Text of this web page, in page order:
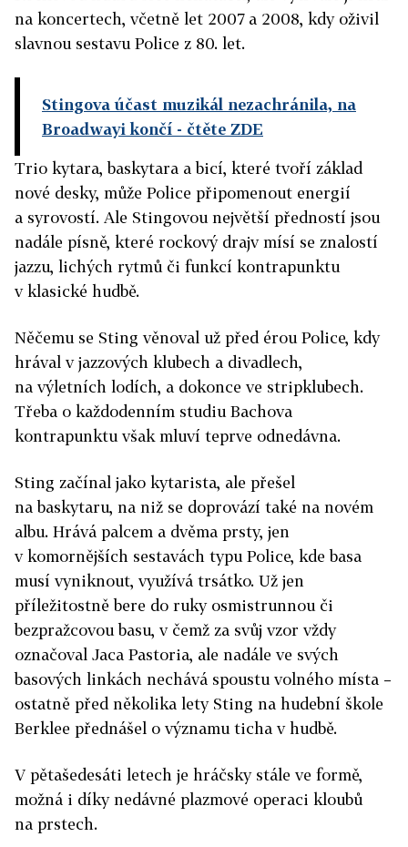
na koncertech, včetně let 2007 a 2008, kdy oživil
slavnou sestavu Police z 80. let.
Stingova účast muzikál nezachránila, na
Broadwayi končí - čtěte ZDE
Trio kytara, baskytara a bicí, které tvoří základ
nové desky, může Police připomenout energií
a syrovostí. Ale Stingovou největší předností jsou
nadále písně, které rockový drajv mísí se znalostí
jazzu, lichých rytmů či funkcí kontrapunktu
v klasické hudbě.
Něčemu se Sting věnoval už před érou Police, kdy
hrával v jazzových klubech a divadlech,
na výletních lodích, a dokonce ve stripklubech.
Třeba o každodenním studiu Bachova
kontrapunktu však mluví teprve odnedávna.
Sting začínal jako kytarista, ale přešel
na baskytaru, na niž se doprovází také na novém
albu. Hrává palcem a dvěma prsty, jen
v komornějších sestavách typu Police, kde basa
musí vyniknout, využívá trsátko. Už jen
příležitostně bere do ruky osmistrunnou či
bezpražcovou basu, v čemž za svůj vzor vždy
označoval Jaca Pastoria, ale nadále ve svých
basových linkách nechává spoustu volného místa –
ostatně před několika lety Sting na hudební škole
Berklee přednášel o významu ticha v hudbě.
V pětašedesáti letech je hráčsky stále ve formě,
možná i díky nedávné plazmové operaci kloubů
na prstech.